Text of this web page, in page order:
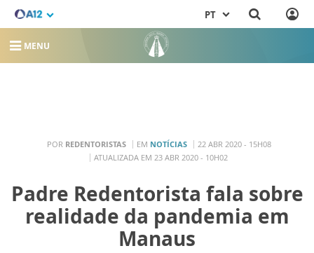
PT
MENU
POR REDENTORISTAS EM NOTÍCIAS
22 ABR 2020 - 15H08
ATUALIZADA EM 23 ABR 2020 - 10H02
Padre Redentorista fala sobre
realidade da pandemia em
Manaus